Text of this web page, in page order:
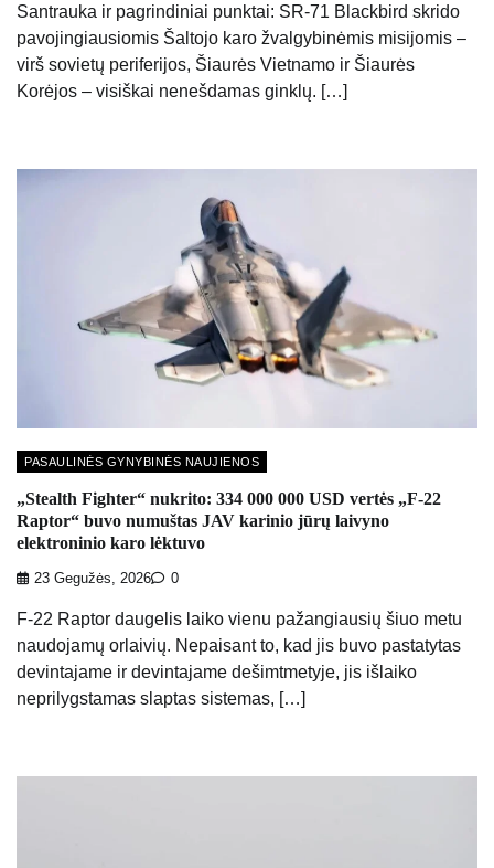
Santrauka ir pagrindiniai punktai: SR-71 Blackbird skrido
pavojingiausiomis Šaltojo karo žvalgybinėmis misijomis –
virš sovietų periferijos, Šiaurės Vietnamo ir Šiaurės
Korėjos – visiškai nenešdamas ginklų. […]
PASAULINĖS GYNYBINĖS NAUJIENOS
„Stealth Fighter“ nukrito: 334 000 000 USD vertės „F-22
Raptor“ buvo numuštas JAV karinio jūrų laivyno
elektroninio karo lėktuvo
23 Gegužės, 2026 0
F-22 Raptor daugelis laiko vienu pažangiausių šiuo metu
naudojamų orlaivių. Nepaisant to, kad jis buvo pastatytas
devintajame ir devintajame dešimtmetyje, jis išlaiko
neprilygstamas slaptas sistemas, […]